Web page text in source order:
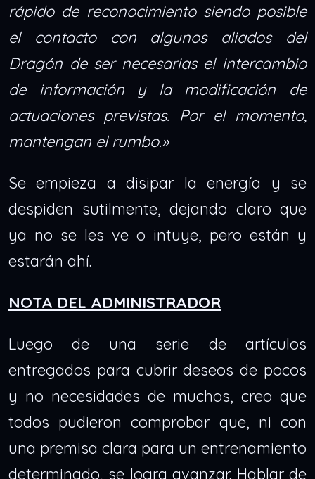
rápido de reconocimiento siendo posible
el contacto con algunos aliados del
Dragón de ser necesarias el intercambio
de información y la modificación de
actuaciones previstas. Por el momento,
mantengan el rumbo.»
Se empieza a disipar la energía y se
despiden sutilmente, dejando claro que
ya no se les ve o intuye, pero están y
estarán ahí.
NOTA DEL ADMINISTRADOR
Luego de una serie de artículos
entregados para cubrir deseos de pocos
y no necesidades de muchos, creo que
todos pudieron comprobar que, ni con
una premisa clara para un entrenamiento
determinado, se logra avanzar. Hablar de